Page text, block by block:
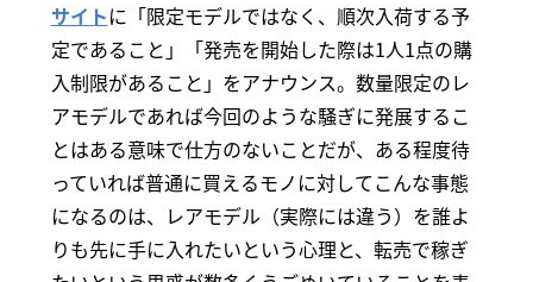
サイトに「限定モデルではなく、順次入荷する予
定であること」「発売を開始した際は1人1点の購
入制限があること」をアナウンス。数量限定のレ
アモデルであれば今回のような騒ぎに発展するこ
とはある意味で仕方のないことだが、ある程度待
っていれば普通に買えるモノに対してこんな事態
になるのは、レアモデル（実際には違う）を誰よ
りも先に手に入れたいという心理と、転売で稼ぎ